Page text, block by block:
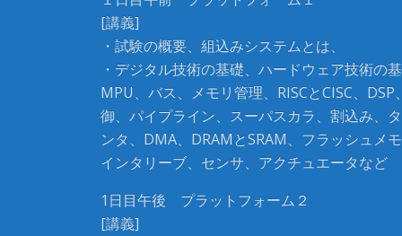
[講義]
・試験の概要、組込みシステムとは、
・デジタル技術の基礎、ハードウェア技術の
MPU、バス、メモリ管理、RISCとCISC、DSP
御、パイプライン、スーパスカラ、割込み、
ンタ、DMA、DRAMとSRAM、フラッシュメ
インタリーブ、センサ、アクチュエータなど
1日目午後 プラットフォーム２
[講義]